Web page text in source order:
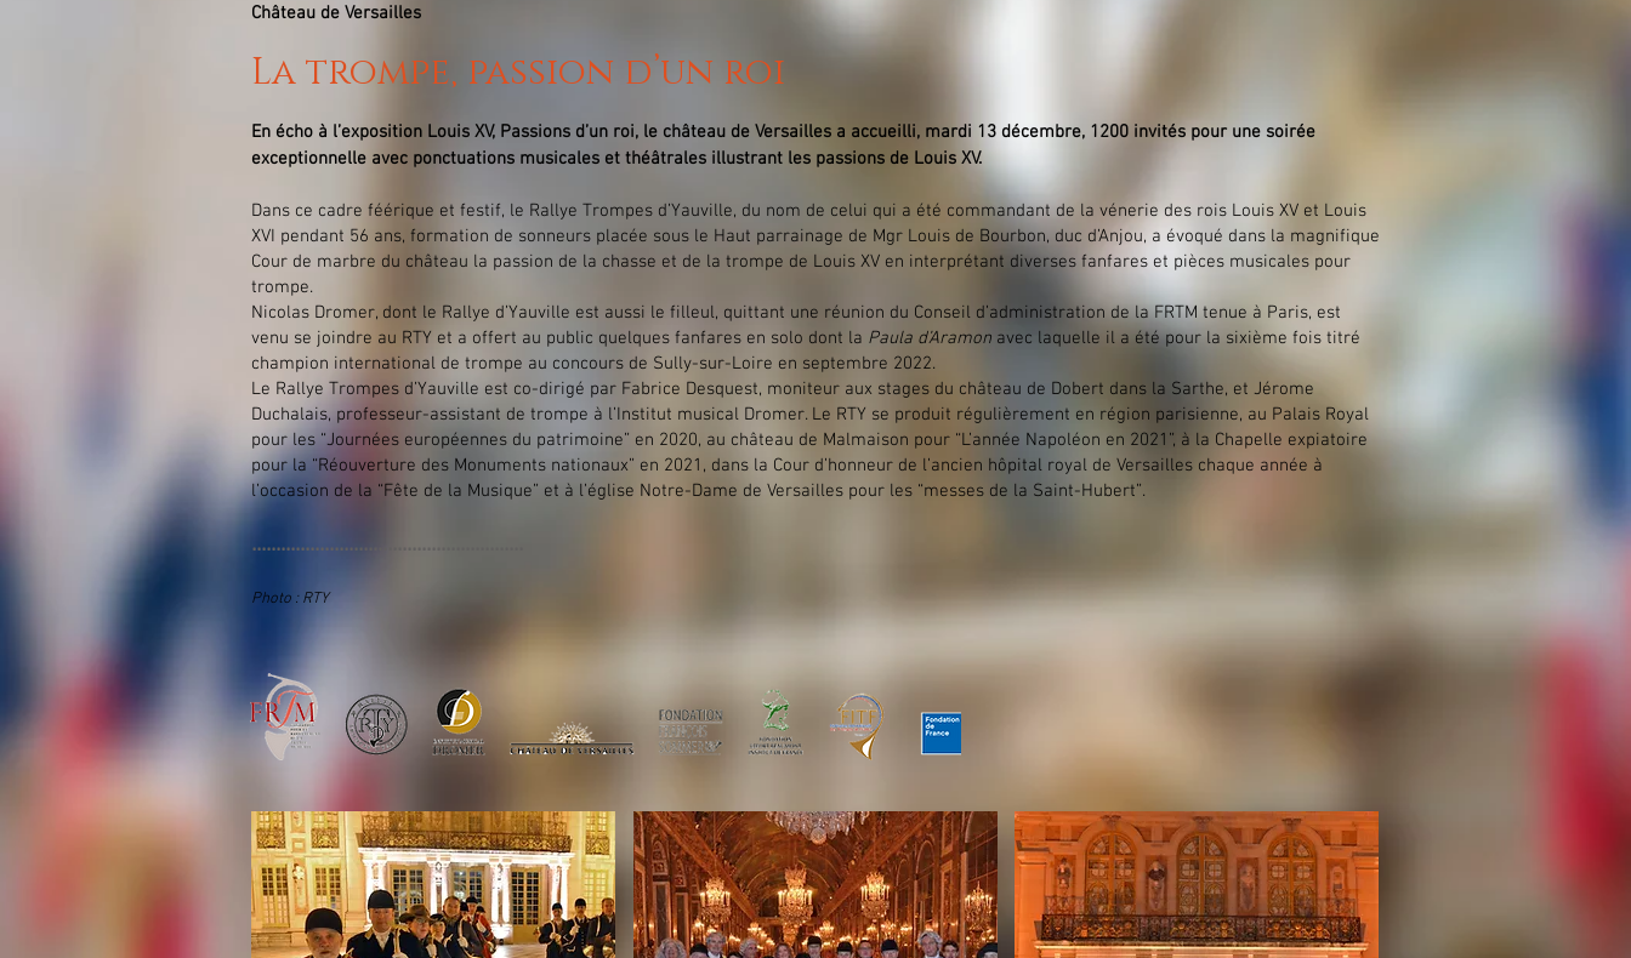
Château de Versailles
La trompe, passion d’un roi
En écho à l’exposition Louis XV, Passions d’un roi, le château de Versailles a accueilli, mardi 13 décembre, 1200 invités pour une soirée
exceptionnelle avec ponctuations musicales et théâtrales illustrant les passions de Louis XV.
Dans ce cadre féérique et festif, le Rallye Trompes d’Yauville, du nom de celui qui a été commandant de la vénerie des rois Louis XV et Louis
XVI pendant 56 ans, formation de sonneurs placée sous le Haut parrainage de Mgr Louis de Bourbon, duc d’Anjou, a évoqué dans la magnifique
Cour de marbre du château la passion de la chasse et de la trompe de Louis XV en interprétant diverses fanfares et pièces musicales pour
trompe.
Nicolas Dromer, dont le Rallye d’Yauville est aussi le filleul, quittant une réunion du Conseil d’administration de la FRTM tenue à Paris, est
venu se joindre au RTY et a offert au public quelques fanfares en solo dont la Paula d’Aramon avec laquelle il a été pour la sixième fois titré
champion international de trompe au concours de Sully-sur-Loire en septembre 2022.
Le Rallye Trompes d’Yauville est co-dirigé par Fabrice Desquest, moniteur aux stages du château de Dobert dans la Sarthe, et Jérome
Duchalais, professeur-assistant de trompe à l’Institut musical Dromer. Le RTY se produit régulièrement en région parisienne, au Palais Royal
pour les “Journées européennes du patrimoine” en 2020, au château de Malmaison pour “L’année Napoléon en 2021”, à la Chapelle expiatoire
pour la “Réouverture des Monuments nationaux” en 2021, dans la Cour d’honneur de l’ancien hôpital royal de Versailles chaque année à
l’occasion de la “Fête de la Musique” et à l’église Notre-Dame de Versailles pour les “messes de la Saint-Hubert”.
........................................................
Photo : RTY